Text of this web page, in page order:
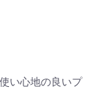
い心地の良いプ